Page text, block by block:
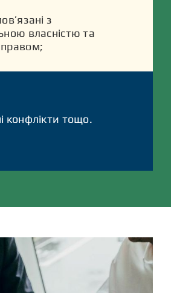
з
власністю та
конфлікти тощо.